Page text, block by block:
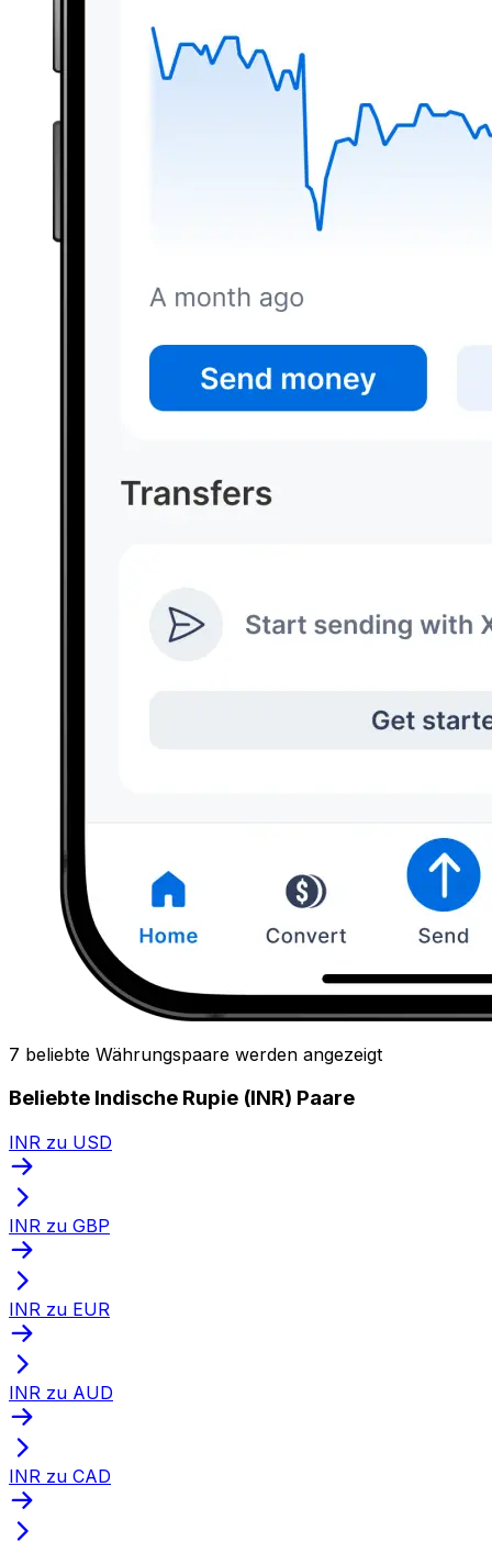
7 beliebte Währungspaare werden angezeigt
Beliebte Indische Rupie (INR) Paare
INR zu USD
INR zu GBP
INR zu EUR
INR zu AUD
INR zu CAD